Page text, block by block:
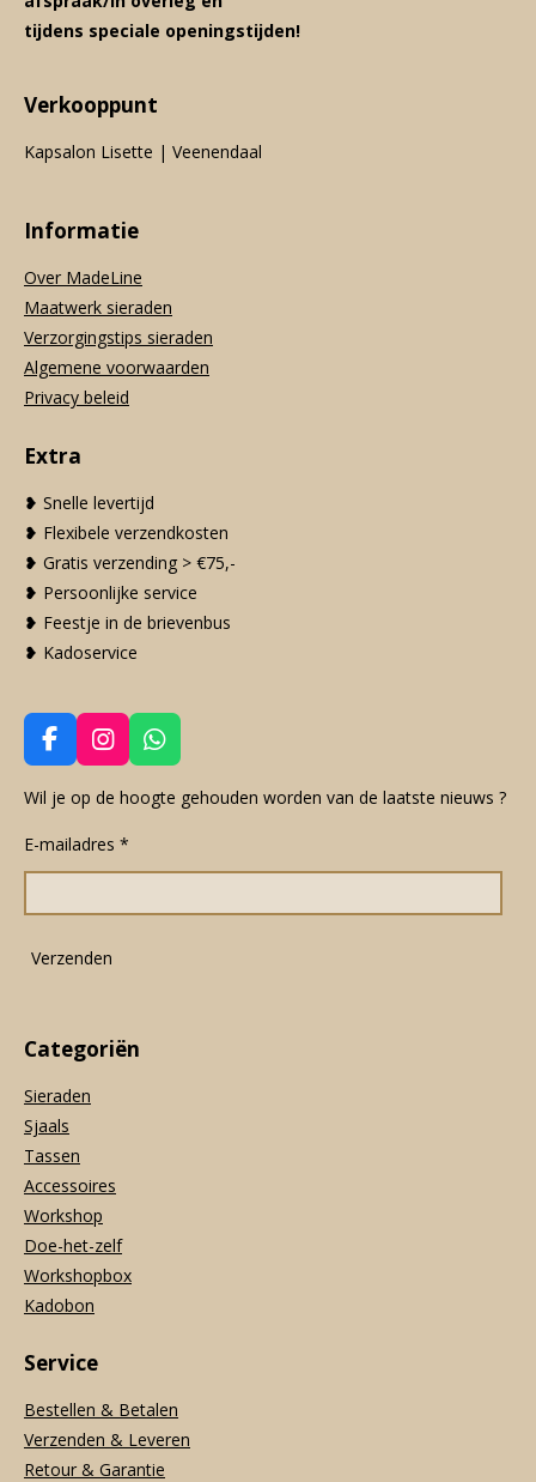
tijdens speciale openingstijden!
Verkooppunt
Kapsalon Lisette | Veenendaal
Informatie
Over MadeLine
Maatwerk sieraden
Verzorgingstips sieraden
Algemene voorwaarden
Privacy beleid
Extra
❥ Snelle levertijd
❥ Flexibele verzendkosten
❥ Gratis verzending > €75,-
❥ Persoonlijke service
❥ Feestje in de brievenbus
❥ Kadoservice
F
a
c
b
o
k
I
n
s
a
g
a
m
W
h
a
A
p
Wil je op de hoogte gehouden worden van de laatste nieuws ?
E-mailadres *
Verzenden
Categoriën
Sieraden
Sjaals
Tassen
Accessoires
Workshop
Doe-het-zelf
Workshopbox
Kadobon
Service
Bestellen & Betalen
Verzenden & Leveren
Retour & Garantie